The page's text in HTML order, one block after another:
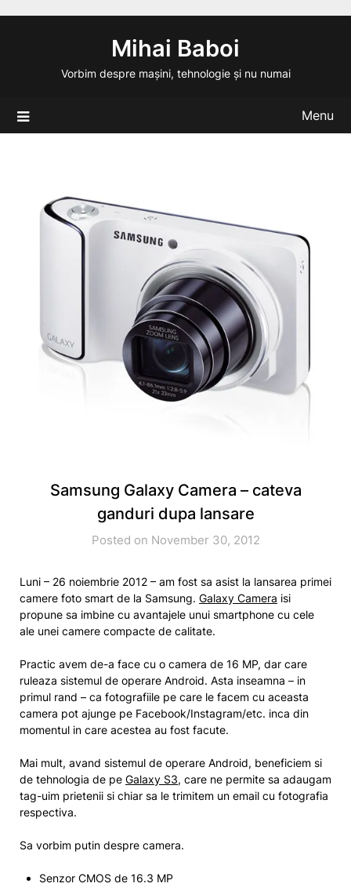
Mihai Baboi
Vorbim despre mașini, tehnologie și nu numai
Menu
Samsung Galaxy Camera – cateva
ganduri dupa lansare
Posted on November 30, 2012
Luni – 26 noiembrie 2012 – am fost sa asist la lansarea primei
camere foto smart de la Samsung. Galaxy Camera isi
propune sa imbine cu avantajele unui smartphone cu cele
ale unei camere compacte de calitate.
Practic avem de-a face cu o camera de 16 MP, dar care
ruleaza sistemul de operare Android. Asta inseamna – in
primul rand – ca fotografiile pe care le facem cu aceasta
camera pot ajunge pe Facebook/Instagram/etc. inca din
momentul in care acestea au fost facute.
Mai mult, avand sistemul de operare Android, beneficiem si
de tehnologia de pe Galaxy S3, care ne permite sa adaugam
tag-uim prietenii si chiar sa le trimitem un email cu fotografia
respectiva.
Sa vorbim putin despre camera.
Senzor CMOS de 16.3 MP